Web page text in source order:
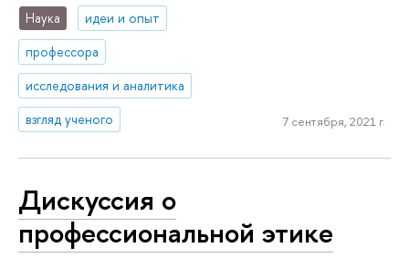
Наука
идеи и опыт
профессора
исследования и аналитика
взгляд ученого
7 сентября, 2021 г.
Дискуссия о
профессиональной этике